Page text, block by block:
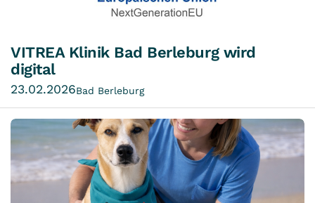
VITREA Klinik Bad Berleburg wird
digital
23.02.2026Bad Berleburg